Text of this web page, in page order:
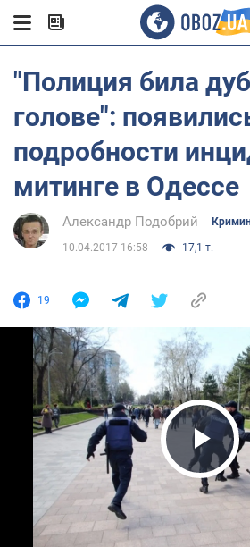
"Полиция била
голове":
подробности
митинге в Одессе
Александр Подобрий
10.04.2017 16:58 17,1 т.
19
Play